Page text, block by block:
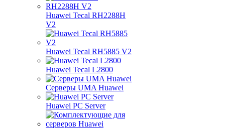
Huawei Tecal RH2288H
V2
Huawei Tecal RH5885 V2
Huawei Tecal L2800
Серверы UMA Huawei
Huawei PC Server